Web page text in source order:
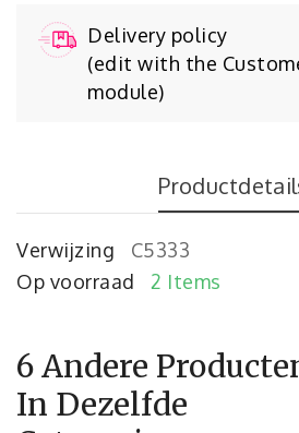
Delivery policy
(edit with the
module)
Verwijzing
C5333
Op voorraad
2 Items
6 Andere
In Dezelfde